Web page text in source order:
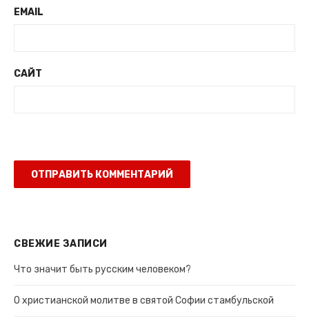
EMAIL
САЙТ
СВЕЖИЕ ЗАПИСИ
Что значит быть русским человеком?
О христианской молитве в святой Софии стамбульской